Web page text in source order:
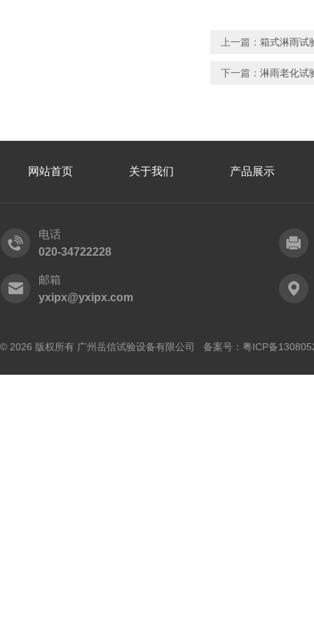
上一篇： 箱式淋雨试
下一篇： 淋雨老化试
网站首页 关于我们 产品展示
电话
020-34722228
邮箱
yxipx@yxipx.com
© 2026 版权所有 广州岳信试验设备有限公司 备案号： 粤ICP备